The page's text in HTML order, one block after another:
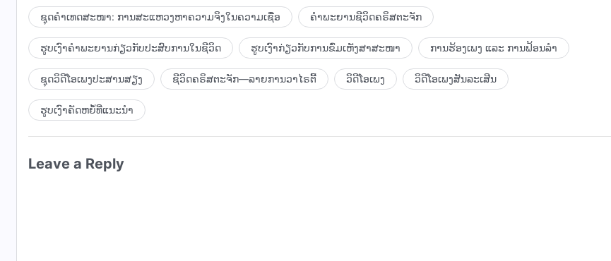
ພຣະເຈົ້າປະຕິບັດພາລະກິດ (ໝາຍຄວາມວ່າ ຖ້າມີພຽງພຣະເຈົ້າເອງປະຕິບັດພາລະກິດ) ກໍຈະບໍ່ມີທາງທີ່ພາລະກິດຂອງພຣະເຈົ້າຈະຖືກ
ປະຕິບັດຢູ່ເທິງແຜ່ນດິນໂລກ. ສະນັ້ນ ເມື່ອພຣະເຈົ້າມາສູ່ແຜ່ນດິນໂລກ ພຣະອົງຕ້ອງໄດ້ມີກຸ່ມຄົນຈໍານວນໜ້ອຍໜຶ່ງທີ່ພຣະອົງນໍາໃຊ້ເພື່ອ
ເຮັດພາລະກິດພາຍໃນມະນຸດຊາດ ຮ່ວມກັບພາລະກິດທີ່ພຣະເຈົ້າກະທໍາໃນຄວາມເປັນພຣະເຈົ້າ. ເວົ້າອີກຢ່າງໜຶ່ງກໍຄື ພຣະອົງໃຊ້
ວຽກງານຂອງມະນຸດເພື່ອສະໜັບສະໜູນພາລະກິດສັກສິດຂອງພຣະອົງ. ບໍ່ດັ່ງນັ້ນກໍຈະບໍ່ມີທາງທີ່ມະນຸດຈະສາມາດພົວພັນກັບພາລະກິດ
ທີ່ສັກສິດໄດ້ໂດຍກົງ. ມັນເປັນແນວນີ້ສໍາລັບພຣະເຢຊູ ແລະ ອັກຄະສາວົກທັງຫຼາຍຂອງພຣະອົງ. ໃນສະໄໝທີ່ພຣະອົງຢູ່ໃນໂລກ,
ພຣະເຢຊູໄດ້ລົບລ້າງພຣະບັນຍັດເກົ່າ ແລະ ສ້າງພຣະບັນຍັດໃໝ່. ພ້ອມນີ້ພຣະອົງໄດ້ກ່າວພຣະທໍາໄວ້ຫຼາຍຂໍ້. ພາລະກິດທັງໝົດນີ້ແມ່ນ
ກະທໍາໃນຄວາມເປັນພຣະເຈົ້າ. ສ່ວນບຸກຄົນອື່ນເຊັ່ນ: ເປໂຕ, ໂປໂລ ແລະ ໂຢຮັນ ລ້ວນແລ້ວແຕ່ອີງພາລະກິດທີ່ເກີດຂຶ້ນພາຍຫຼັງຂອງພວກ
ເລີ່ມຕົ້ນ ແລະ ການສິ້ນສຸດ”. ເວົ້າອີກແບບໜຶ່ງກໍຄື ມະນຸດຕ້ອງເຮັດວຽກງານຂອງມະນຸດບົນພື້ນຖານຂອງພາລະກິດທີ່ສັກສິດ. ຫລັງຈາກທີ່
ມະນຸດເຂົ້າສູ່ການເລີ່ມຕົ້ນໃໝ່. ເມື່ອພຣະອົງໄດ້ກ່າວສິ້ນສຸດລົງ, ນີ້ສະແດງວ່າ ພາລະກິດຂອງພຣະເຈົ້າພາຍໃນຄວາມເປັນພຣະເຈົ້າຂອງ
ພຣະອົງແມ່ນສໍາເລັດລົງ. ຫລັງຈາກນັ້ນ ທຸກຄົນກໍເດີນຕາມການນໍາພາຂອງຜູ້ທີ່ພຣະເຈົ້າໃຊ້ເພື່ອເຂົ້າສູ່ປະສົບການຊີວິດຂອງພວກເຂົາ.
ໃນກໍລະນີດຽວກັນ ກໍເປັນຂັ້ນຕອນທີ່ພຣະເຈົ້ານໍາມະນຸດເຂົ້າສູ່ຍຸກໃໝ່ ແລະ ມອບຈຸດເລີ່ມຕົ້ນໃໝ່ໃຫ້ກັບຜູ້ຄົນ ເຊິ່ງເປັນເວລາທີ່ພາລະກິດ
ຂອງພຣະເຈົ້າໃນເນື້ອໜັງສິ້ນສຸດລົງ.
ຊຸດຄຳເທດສະໜາ: ການສະແຫວງຫາຄວາມຈິງໃນຄວາມເຊື່ອ ຄຳພະຍານຊີວິດຄຣິສຕະຈັກ
ຮູບເງົາຄຳພະຍານກ່ຽວກັບປະສົບການໃນຊີວິດ ຮູບເງົາກ່ຽວກັບການຂົ່ມເຫັງສາສະໜາ ການຮ້ອງເພງ ແລະ ການຟ້ອນລຳ
ຊຸດວິດີໂອເພງປະສານສຽງ ຊີວິດຄຣິສຕະຈັກ—ລາຍການວາໄຣຕີ້ ວິດີໂອເພງ ວິດີໂອເພງສັນລະເສີນ
ຮູບເງົາຄັດຫຍໍ້ທີ່ແນະນໍາ
Leave a Reply